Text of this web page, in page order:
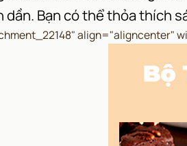
dần. Bạn có thể thỏa thích
align="aligncenter"